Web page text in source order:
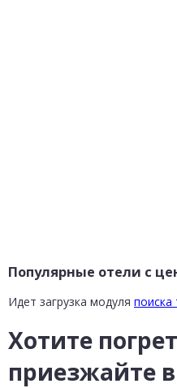
Популярные отели с
Идет загрузка модуля поиска
Хотите
приезжайте